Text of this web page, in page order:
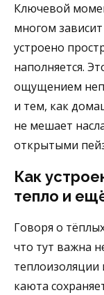
Ключевой
многом
устроено
наполняется.
ощущением
и тем, как
не мешает
открытыми
Как
тепло и
Говоря о
что тут важна
теплоизоляции
каюта